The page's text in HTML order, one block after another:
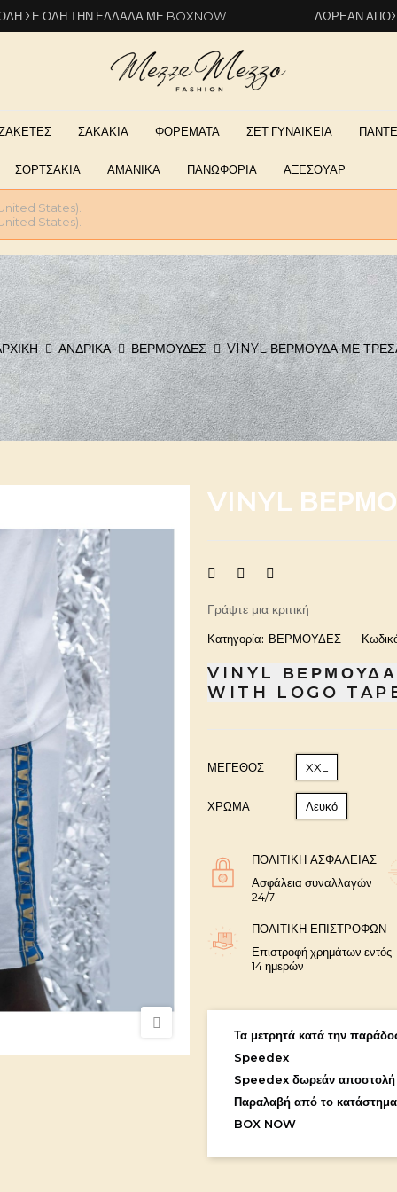
ΜΕ BOXNOW ΔΩΡΕΆΝ ΑΠΟΣΤΟΛΉ ΣΕ ΌΛΗ
ΣΑΚΑΚΙΑ ΦΟΡΕΜΑΤΑ ΣΕΤ ΓΥΝΑΙΚΕΙΑ
ΣΟΡΤΣΑΚΙΑ ΑΜΑΝΙΚΑ ΠΑΝΩΦΟΡΙΑ ΑΞΕΣΟΥΑΡ
States).
States).
ΑΝΔΡΙΚΆ ΒΕΡΜΟΥΔΕΣ VINYL ΒΕΡΜΟΥΔΑ ΜΕ
VINYL
Γράψτε μια κριτική
Κατηγορία: ΒΕΡΜΟΥΔΕΣ
VINYL
WITH LOGO
ΜΈΓΕΘΟΣ XXL
ΧΡΩΜΑ Λευκό
ΠΟΛΙΤΙΚΉ ΑΣΦΑΛΕΊΑΣ
Ασφάλεια συναλλαγών
24/7
ΠΟΛΙΤΙΚΉ ΕΠΙΣΤΡΟΦΏΝ
Επιστροφή χρημάτων εντός
14 ημερών
Τα μετρητά κατά την
Speedex
Speedex δωρεάν αποστολή
Παραλαβή από το κατάστημα
BOX NOW